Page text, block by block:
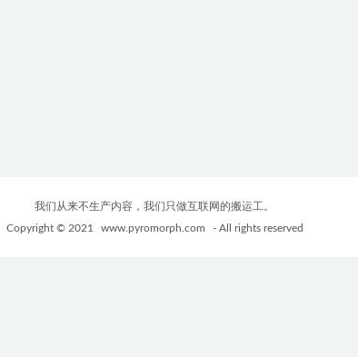
我们从来不生产内容，我们只做互联网的搬运工。
Copyright © 2021
www.pyromorph.com - All rights reserved